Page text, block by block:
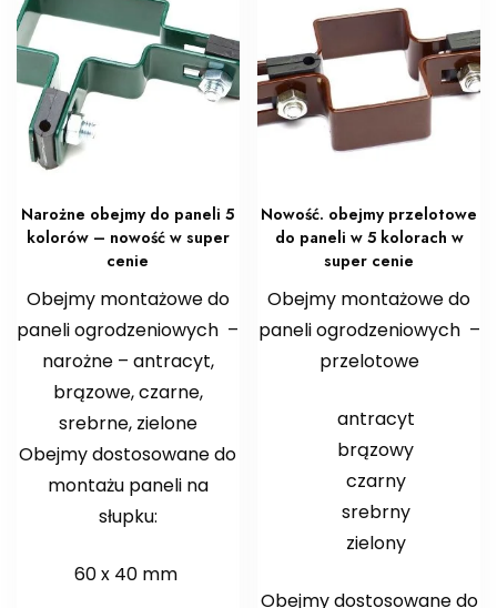
Narożne obejmy do paneli 5
kolorów – nowość w super
cenie
Obejmy montażowe do
paneli ogrodzeniowych –
narożne – antracyt,
brązowe, czarne,
srebrne, zielone
Obejmy dostosowane do
montażu paneli na
słupku:
60 x 40 mm
Nowość. obejmy przelotowe
do paneli w 5 kolorach w
super cenie
Obejmy montażowe do
paneli ogrodzeniowych –
przelotowe
antracyt
brązowy
czarny
srebrny
zielony
Obejmy dostosowane do